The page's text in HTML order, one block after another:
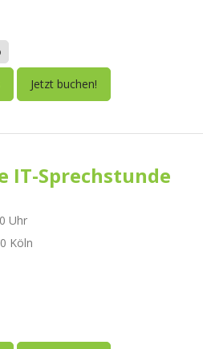
Jetzt buchen!
IT-Sprechstunde
Uhr
Köln